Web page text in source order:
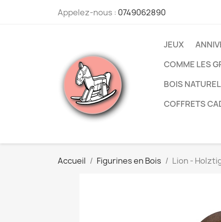
Appelez-nous : 0749062890
JEUX
COMME LES
BOIS NATUREL
COFFRETS
Accueil Figurines en Bois Lion -